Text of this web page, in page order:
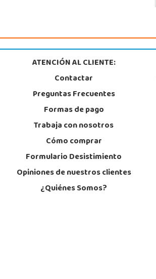
ATENCIÓN AL CLIENTE:
Contactar
Preguntas Frecuentes
Formas de pago
Trabaja con nosotros
Cómo comprar
Formulario Desistimiento
Opiniones de nuestros clientes
¿Quiénes Somos?